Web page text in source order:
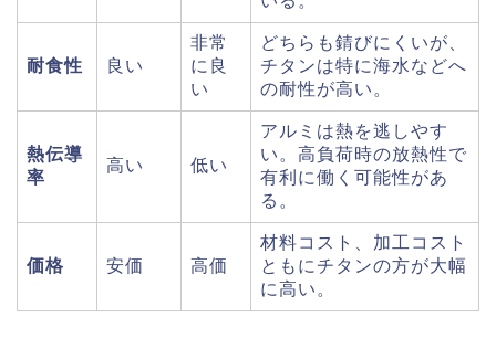
耐食性 良い
非常
に良
い
どちらも錆びにくいが、
チタンは特に海水などへ
の耐性が高い。
熱伝導
率
高い 低い
アルミは熱を逃しやす
い。高負荷時の放熱性で
有利に働く可能性があ
る。
価格 安価 高価
材料コスト、加工コスト
ともにチタンの方が大幅
に高い。